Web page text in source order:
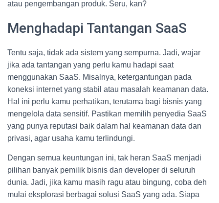
atau pengembangan produk. Seru, kan?
Menghadapi Tantangan SaaS
Tentu saja, tidak ada sistem yang sempurna. Jadi, wajar
jika ada tantangan yang perlu kamu hadapi saat
menggunakan SaaS. Misalnya, ketergantungan pada
koneksi internet yang stabil atau masalah keamanan data.
Hal ini perlu kamu perhatikan, terutama bagi bisnis yang
mengelola data sensitif. Pastikan memilih penyedia SaaS
yang punya reputasi baik dalam hal keamanan data dan
privasi, agar usaha kamu terlindungi.
Dengan semua keuntungan ini, tak heran SaaS menjadi
pilihan banyak pemilik bisnis dan developer di seluruh
dunia. Jadi, jika kamu masih ragu atau bingung, coba deh
mulai eksplorasi berbagai solusi SaaS yang ada. Siapa